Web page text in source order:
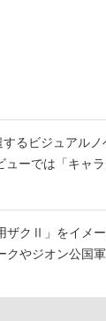
るビジュアル
ーでは「キャ
ザクⅡ」をイメ
やジオン公国